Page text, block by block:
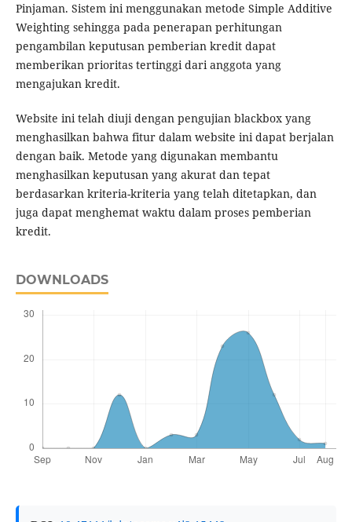
Pinjaman. Sistem ini menggunakan metode Simple Additive
Weighting sehingga pada penerapan perhitungan
pengambilan keputusan pemberian kredit dapat
memberikan prioritas tertinggi dari anggota yang
mengajukan kredit.
Website ini telah diuji dengan pengujian blackbox yang
menghasilkan bahwa fitur dalam website ini dapat berjalan
dengan baik. Metode yang digunakan membantu
menghasilkan keputusan yang akurat dan tepat
berdasarkan kriteria-kriteria yang telah ditetapkan, dan
juga dapat menghemat waktu dalam proses pemberian
kredit.
DOWNLOADS